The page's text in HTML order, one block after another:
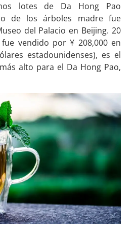
lotes de Da Hong Pao
de los árboles madre fue
del Palacio en Beijing. 20
vendido por ¥ 208,000 en
estadounidenses), es el
alto para el Da Hong Pao,